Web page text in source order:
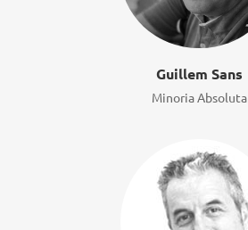
Guillem Sans
Minoria Absoluta